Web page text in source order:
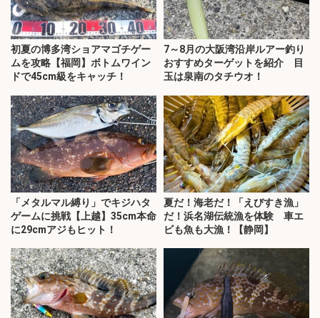
初夏の博多湾ショアマゴチゲー
ムを攻略【福岡】ボトムワイン
ドで45cm級をキャッチ！
7～8月の大阪湾沿岸ルアー釣り
おすすめターゲットを紹介 目
玉は泉南のタチウオ！
「メタルマル縛り」でキジハタ
ゲームに挑戦【上越】35cm本命
に29cmアジもヒット！
夏だ！海老だ！「えびすき漁」
だ！浜名湖伝統漁を体験 車エ
ビも魚も大漁！【静岡】